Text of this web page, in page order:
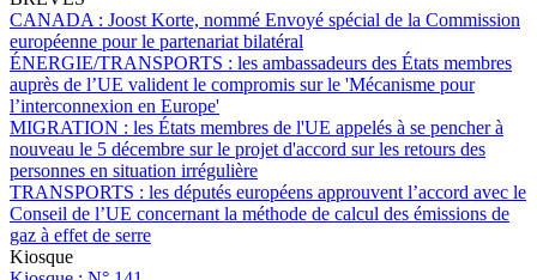
CANADA : Joost Korte, nommé Envoyé spécial de la Commission
européenne pour le partenariat bilatéral
ÉNERGIE/TRANSPORTS : les ambassadeurs des États membres
auprès de l’UE valident le compromis sur le 'Mécanisme pour
l’interconnexion en Europe'
MIGRATION : les États membres de l'UE appelés à se pencher à
nouveau le 5 décembre sur le projet d'accord sur les retours des
personnes en situation irrégulière
TRANSPORTS : les députés européens approuvent l’accord avec le
Conseil de l’UE concernant la méthode de calcul des émissions de
gaz à effet de serre
Kiosque